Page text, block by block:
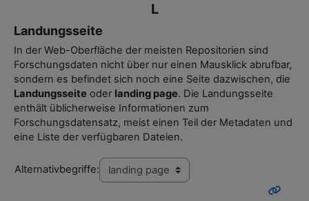
L
Landungsseite
In der Web-Oberfläche der meisten Repositorien sind
Forschungsdaten nicht über nur einen Mausklick abrufbar,
sondern es befindet sich noch eine Seite dazwischen, die
Landungsseite oder landing page. Die Landungsseite
enthält üblicherweise Informationen zum
Forschungsdatensatz, meist einen Teil der Metadaten und
eine Liste der verfügbaren Dateien.
Alternativbegriffe: